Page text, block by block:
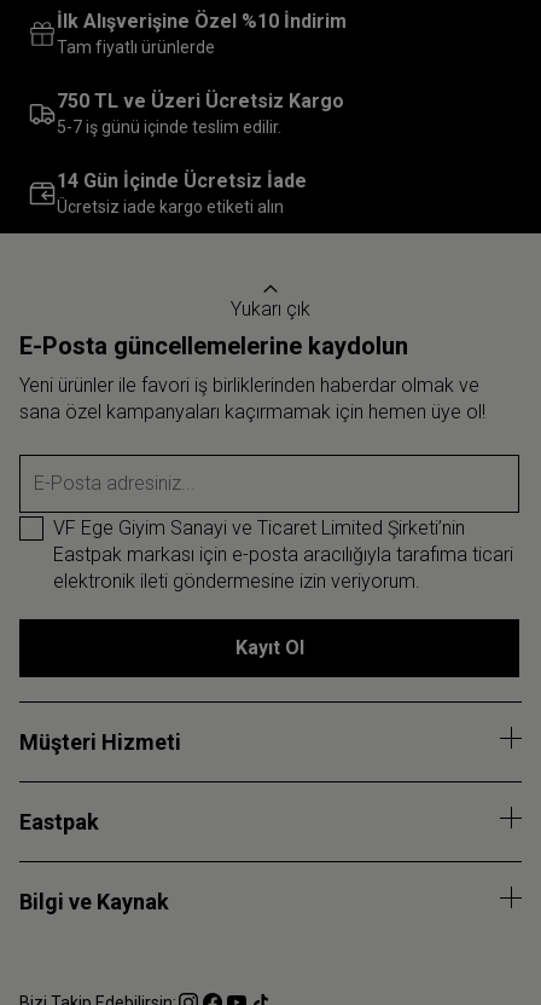
İlk Alışverişine Özel %10 İndirim
Tam fiyatlı ürünlerde
750 TL ve Üzeri Ücretsiz Kargo
5-7 iş günü içinde teslim edilir.
14 Gün İçinde Ücretsiz İade
Ücretsiz iade kargo etiketi alın
Yukarı çık
E-Posta güncellemelerine kaydolun
Yeni ürünler ile favori iş birliklerinden haberdar olmak ve
sana özel kampanyaları kaçırmamak için hemen üye ol!
E-Posta adresiniz...
VF Ege Giyim Sanayi ve Ticaret Limited Şirketi’nin
Eastpak markası için e-posta aracılığıyla tarafıma ticari
elektronik ileti göndermesine izin veriyorum.
Kayıt Ol
Müşteri Hizmeti
Eastpak
Bilgi ve Kaynak